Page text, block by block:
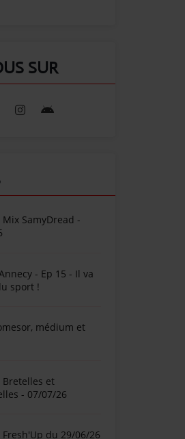
SUR
Mix SamyDread -
- Ep 15 - Il va
sport !
médium et
Bretelles et
- 07/07/26
Fresh'Up du 29/06/26